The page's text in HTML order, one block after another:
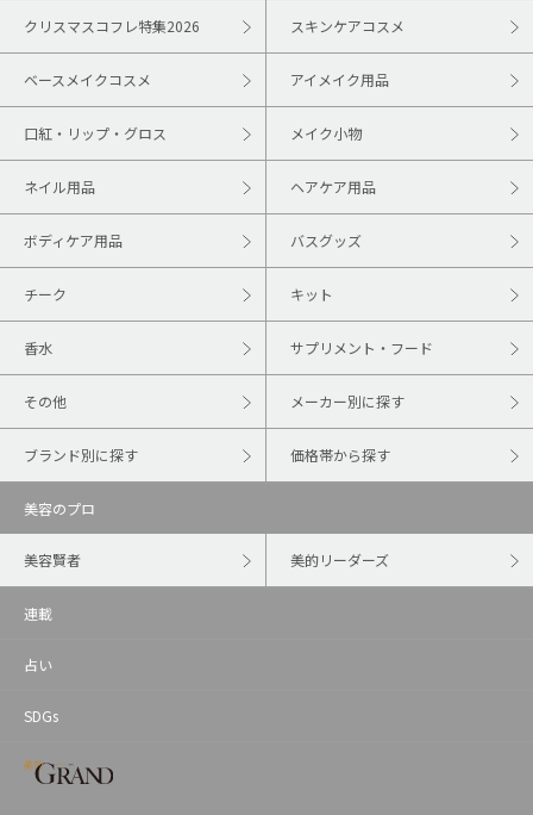
クリスマスコフレ特集2026 スキンケアコスメ
ベースメイクコスメ アイメイク用品
口紅・リップ・グロス メイク小物
ネイル用品 ヘアケア用品
ボディケア用品 バスグッズ
チーク キット
香水 サプリメント・フード
その他 メーカー別に探す
ブランド別に探す 価格帯から探す
美容のプロ
美容賢者 美的リーダーズ
連載
占い
SDGs